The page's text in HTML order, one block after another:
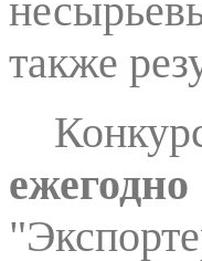
также
ежегодно